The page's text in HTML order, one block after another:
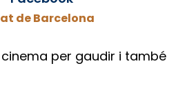
de Barcelona
cinema per gaudir i també